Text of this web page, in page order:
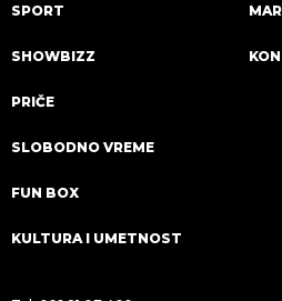
SPORT
SHOWBIZZ
PRIČE
SLOBODNO VREME
FUN BOX
KULTURA I UMETNOST